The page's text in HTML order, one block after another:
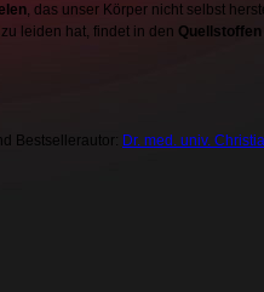
, das unser Körper nicht selbst
leiden hat, findet in den Quellstoffen
Bestsellerautor: Dr. med. univ.